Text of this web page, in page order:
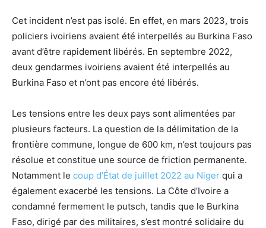
Cet incident n’est pas isolé. En effet, en mars 2023, trois
policiers ivoiriens avaient été interpellés au Burkina Faso
avant d’être rapidement libérés. En septembre 2022,
deux gendarmes ivoiriens avaient été interpellés au
Burkina Faso et n’ont pas encore été libérés.
Les tensions entre les deux pays sont alimentées par
plusieurs facteurs. La question de la délimitation de la
frontière commune, longue de 600 km, n’est toujours pas
résolue et constitue une source de friction permanente.
Notamment le coup d’État de juillet 2022 au Niger qui a
également exacerbé les tensions. La Côte d’Ivoire a
condamné fermement le putsch, tandis que le Burkina
Faso, dirigé par des militaires, s’est montré solidaire du